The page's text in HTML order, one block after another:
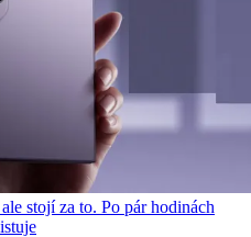
stojí za to. Po pár hodinách